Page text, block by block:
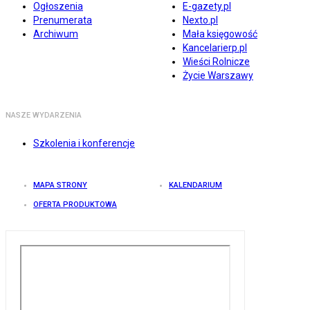
Ogłoszenia
Prenumerata
Archiwum
E-gazety.pl
Nexto.pl
Mała księgowość
Kancelarierp.pl
Wieści Rolnicze
Życie Warszawy
NASZE WYDARZENIA
Szkolenia i konferencje
MAPA STRONY KALENDARIUM
OFERTA PRODUKTOWA